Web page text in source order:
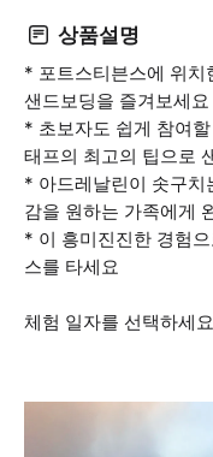
상품설명
* 포트스티븐스에 위
샌드보딩을 즐겨보세요
* 초보자도 쉽게 참여
태프의 최고의 팁으로
* 아드레날린이 솟구치
감을 원하는 가족에게
* 이 흥미진진한 경험
스를 타세요
체험 일자를 선택하세